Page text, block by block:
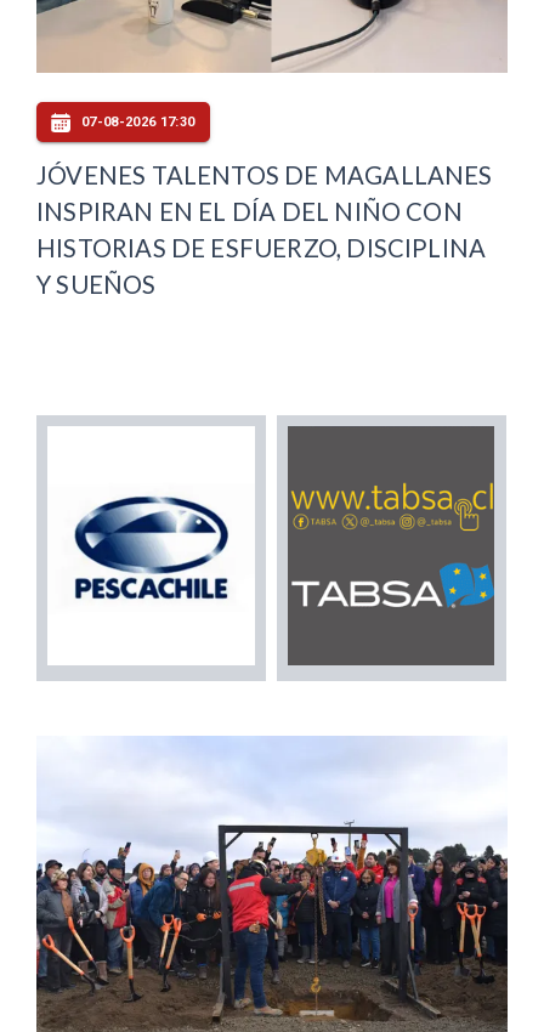
07-08-2026 17:30
JÓVENES TALENTOS DE MAGALLANES
INSPIRAN EN EL DÍA DEL NIÑO CON
HISTORIAS DE ESFUERZO, DISCIPLINA
Y SUEÑOS